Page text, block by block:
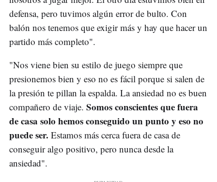
defensa, pero tuvimos algún error de bulto. Con
balón nos tenemos que exigir más y hay que hacer un
partido más completo".
"Nos viene bien su estilo de juego siempre que
presionemos bien y eso no es fácil porque si salen de
la presión te pillan la espalda. La ansiedad no es buen
compañero de viaje. Somos conscientes que fuera
de casa solo hemos conseguido un punto y eso no
puede ser. Estamos más cerca fuera de casa de
conseguir algo positivo, pero nunca desde la
ansiedad".